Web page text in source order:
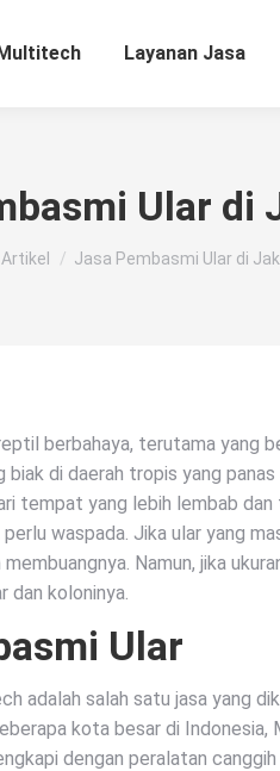
Layanan Jasa
Ular di
Artikel Jasa Pembasmi Ular di
berbahaya, terutama yang
biak di daerah tropis yang
tempat yang lebih lembab
waspada. Jika ular yang
Namun, jika
dan koloninya.
Ular
adalah salah satu jasa yang
kota besar di
dengan peralatan